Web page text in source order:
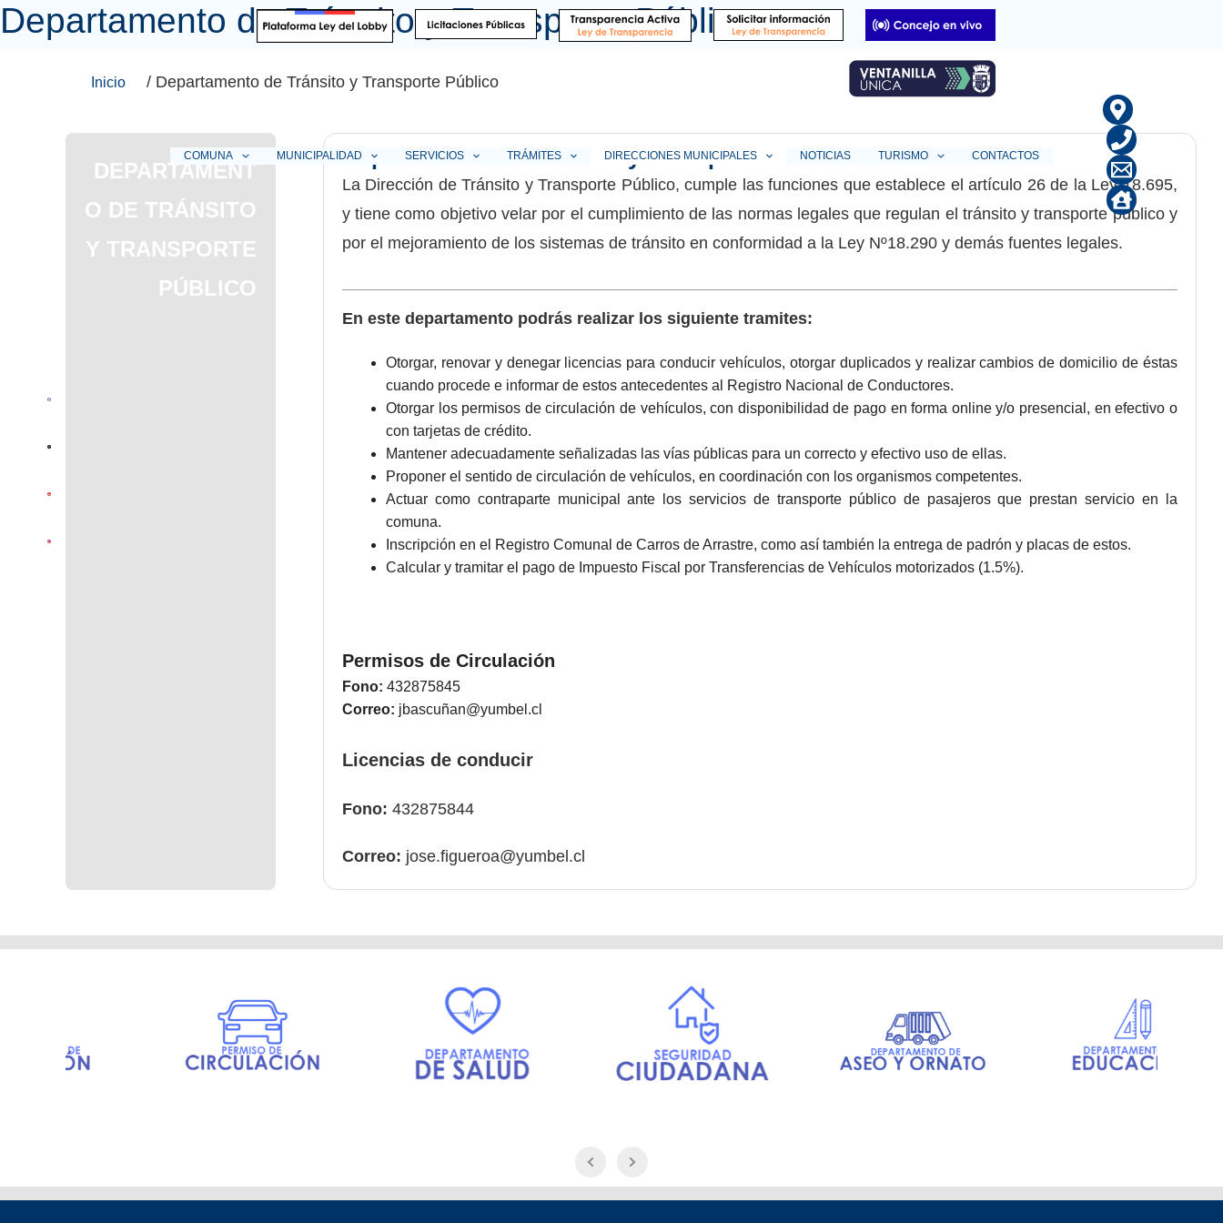
Ir
al
COMUNA MUNICIPALIDAD SERVICIOS TRÁMITES DIRECCIONES MUNICIPALES NOTICIAS TURISMO CONTACTOS
Departamento de Tránsito y Transporte Público
Inicio / Departamento de Tránsito y Transporte Público
DEPARTAMENT
O DE TRÁNSITO
Y TRANSPORTE
PÚBLICO
Departamento de Tránsito y Transporte Público
La Dirección de Tránsito y Transporte Público, cumple las funciones que establece el artículo 26 de la Ley 18.695,
y tiene como objetivo velar por el cumplimiento de las normas legales que regulan el tránsito y transporte público y
por el mejoramiento de los sistemas de tránsito en conformidad a la Ley Nº18.290 y demás fuentes legales.
En este departamento podrás realizar los siguiente tramites:
Otorgar, renovar y denegar licencias para conducir vehículos, otorgar duplicados y realizar cambios de domicilio de éstas
cuando procede e informar de estos antecedentes al Registro Nacional de Conductores.
Otorgar los permisos de circulación de vehículos, con disponibilidad de pago en forma online y/o presencial, en efectivo o
con tarjetas de crédito.
Mantener adecuadamente señalizadas las vías públicas para un correcto y efectivo uso de ellas.
Proponer el sentido de circulación de vehículos, en coordinación con los organismos competentes.
Actuar como contraparte municipal ante los servicios de transporte público de pasajeros que prestan servicio en la
comuna.
Inscripción en el Registro Comunal de Carros de Arrastre, como así también la entrega de padrón y placas de estos.
Calcular y tramitar el pago de Impuesto Fiscal por Transferencias de Vehículos motorizados (1.5%).
Permisos de Circulación
Fono: 432875845
Correo: jbascuñan@yumbel.cl
Licencias de conducir
Fono: 432875844
Correo: jose.figueroa@yumbel.cl